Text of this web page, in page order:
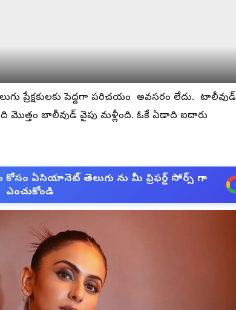
ప్రేక్షకులకు పెద్దగా పరిచయం అవసరం లేదు. టాలీవుడ్
బాలీవుడ్ వైపు మళ్లీంది. ఓకే ఏడాది ఐదారు
ఏసియానెట్ తెలుగు ను మీ ఫ్రిఫర్డ్ సోర్స్ గా
ఎంచుకోండి